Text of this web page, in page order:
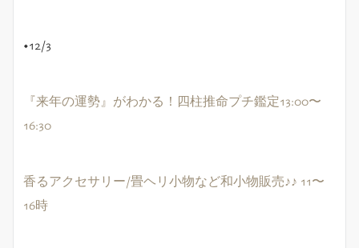
◆12/3
『来年の運勢』がわかる！四柱推命プチ鑑定13:00〜
16:30
香るアクセサリー/畳ヘリ小物など和小物販売♪♪ 11〜
16時